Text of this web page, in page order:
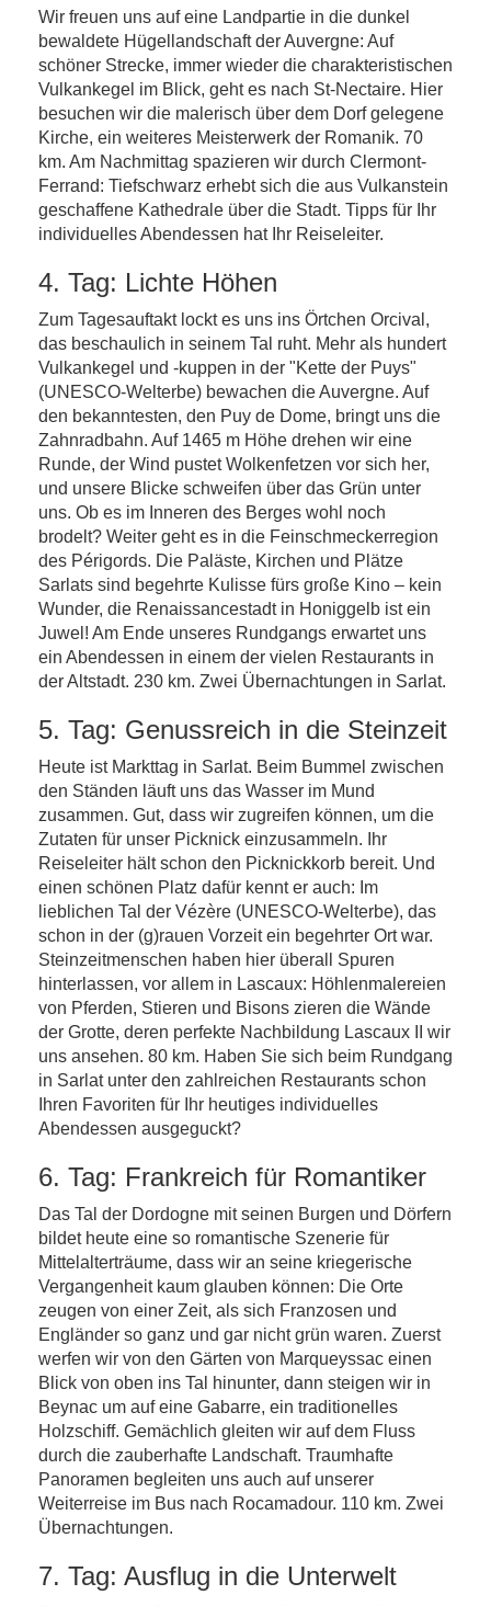
Wir freuen uns auf eine Landpartie in die dunkel
bewaldete Hügellandschaft der Auvergne: Auf
schöner Strecke, immer wieder die charakteristischen
Vulkankegel im Blick, geht es nach St-Nectaire. Hier
besuchen wir die malerisch über dem Dorf gelegene
Kirche, ein weiteres Meisterwerk der Romanik. 70
km. Am Nachmittag spazieren wir durch Clermont-
Ferrand: Tiefschwarz erhebt sich die aus Vulkanstein
geschaffene Kathedrale über die Stadt. Tipps für Ihr
individuelles Abendessen hat Ihr Reiseleiter.
4. Tag: Lichte Höhen
Zum Tagesauftakt lockt es uns ins Örtchen Orcival,
das beschaulich in seinem Tal ruht. Mehr als hundert
Vulkankegel und -kuppen in der "Kette der Puys"
(UNESCO-Welterbe) bewachen die Auvergne. Auf
den bekanntesten, den Puy de Dome, bringt uns die
Zahnradbahn. Auf 1465 m Höhe drehen wir eine
Runde, der Wind pustet Wolkenfetzen vor sich her,
und unsere Blicke schweifen über das Grün unter
uns. Ob es im Inneren des Berges wohl noch
brodelt? Weiter geht es in die Feinschmeckerregion
des Périgords. Die Paläste, Kirchen und Plätze
Sarlats sind begehrte Kulisse fürs große Kino – kein
Wunder, die Renaissancestadt in Honiggelb ist ein
Juwel! Am Ende unseres Rundgangs erwartet uns
ein Abendessen in einem der vielen Restaurants in
der Altstadt. 230 km. Zwei Übernachtungen in Sarlat.
5. Tag: Genussreich in die Steinzeit
Heute ist Markttag in Sarlat. Beim Bummel zwischen
den Ständen läuft uns das Wasser im Mund
zusammen. Gut, dass wir zugreifen können, um die
Zutaten für unser Picknick einzusammeln. Ihr
Reiseleiter hält schon den Picknickkorb bereit. Und
einen schönen Platz dafür kennt er auch: Im
lieblichen Tal der Vézère (UNESCO-Welterbe), das
schon in der (g)rauen Vorzeit ein begehrter Ort war.
Steinzeitmenschen haben hier überall Spuren
hinterlassen, vor allem in Lascaux: Höhlenmalereien
von Pferden, Stieren und Bisons zieren die Wände
der Grotte, deren perfekte Nachbildung Lascaux II wir
uns ansehen. 80 km. Haben Sie sich beim Rundgang
in Sarlat unter den zahlreichen Restaurants schon
Ihren Favoriten für Ihr heutiges individuelles
Abendessen ausgeguckt?
6. Tag: Frankreich für Romantiker
Das Tal der Dordogne mit seinen Burgen und Dörfern
bildet heute eine so romantische Szenerie für
Mittelalterträume, dass wir an seine kriegerische
Vergangenheit kaum glauben können: Die Orte
zeugen von einer Zeit, als sich Franzosen und
Engländer so ganz und gar nicht grün waren. Zuerst
werfen wir von den Gärten von Marqueyssac einen
Blick von oben ins Tal hinunter, dann steigen wir in
Beynac um auf eine Gabarre, ein traditionelles
Holzschiff. Gemächlich gleiten wir auf dem Fluss
durch die zauberhafte Landschaft. Traumhafte
Panoramen begleiten uns auch auf unserer
Weiterreise im Bus nach Rocamadour. 110 km. Zwei
Übernachtungen.
7. Tag: Ausflug in die Unterwelt